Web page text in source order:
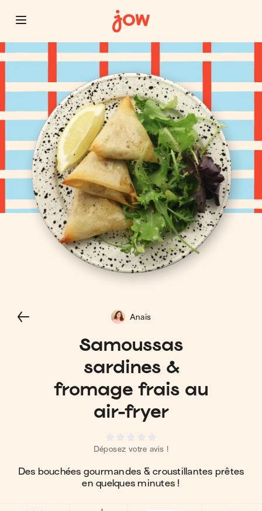
Samoussas
sardines &
fromage frais au
air-fryer
Déposez votre avis !
Des bouchées gourmandes & croustillantes prêtes
en quelques minutes !
Anaïs